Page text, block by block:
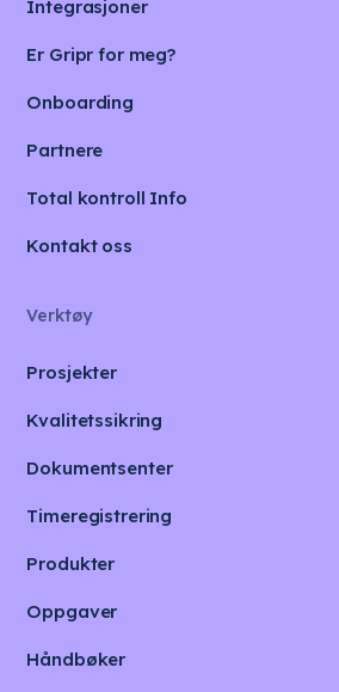
Integrasjoner
Er Gripr for meg?
Onboarding
Partnere
Total kontroll Info
Kontakt oss
Verktøy
Prosjekter
Kvalitetssikring
Dokumentsenter
Timeregistrering
Produkter
Oppgaver
Håndbøker